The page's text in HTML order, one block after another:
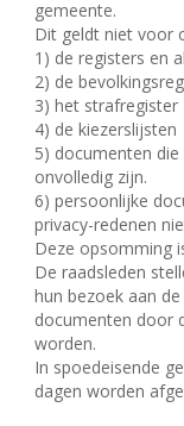
gemeente.
Dit geldt niet voor
1) de registers en
2) de
3) het strafregister
4) de kiezerslijsten
5) documenten
onvolledig zijn.
6) persoonlijke
privacy-redenen
Deze opsomming
De raadsleden
hun bezoek aan
documenten door
worden.
In spoedeisende
dagen worden